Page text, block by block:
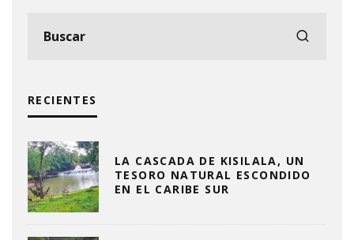
RECIENTES
LA CASCADA DE KISILALA, UN
TESORO NATURAL ESCONDIDO
EN EL CARIBE SUR